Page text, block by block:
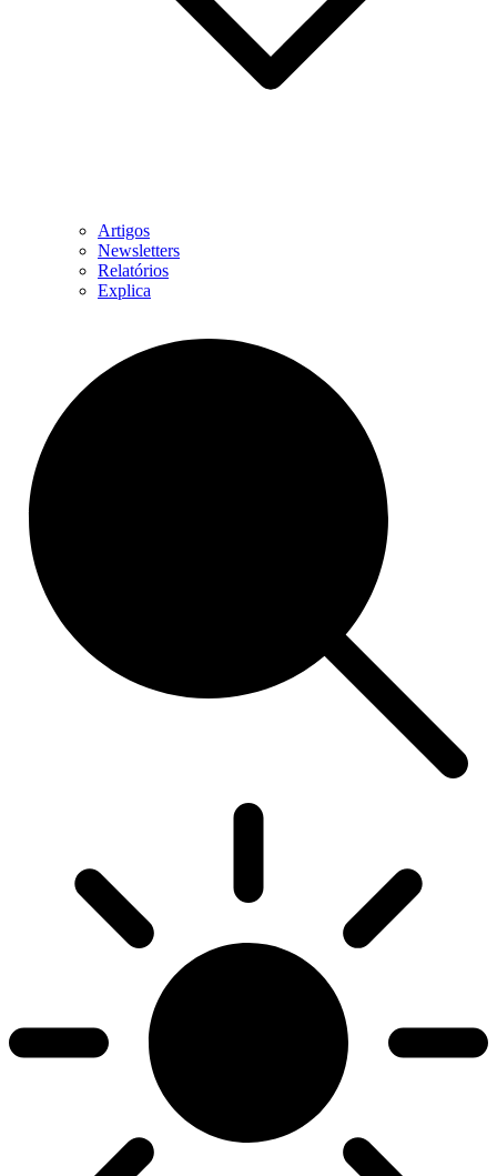
Artigos
Newsletters
Relatórios
Explica